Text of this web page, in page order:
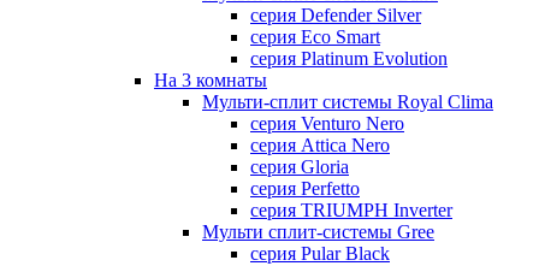
серия Defender Silver
серия Eco Smart
серия Platinum Evolution
На 3 комнаты
Мульти-сплит системы Royal Clima
серия Venturo Nero
серия Attica Nero
серия Gloria
серия Perfetto
серия TRIUMPH Inverter
Мульти сплит-системы Gree
серия Pular Black